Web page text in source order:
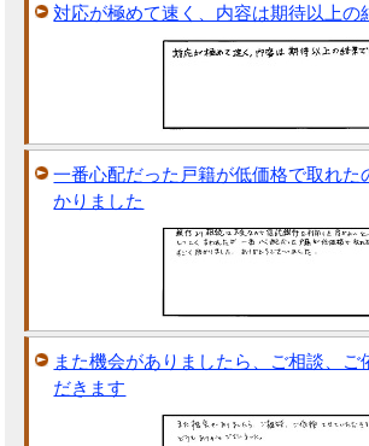
対応が極めて速く、内容は期待以上の
一番心配だった戸籍が低価格で取れた
かりました
また機会がありましたら、ご相談、ご
だきます